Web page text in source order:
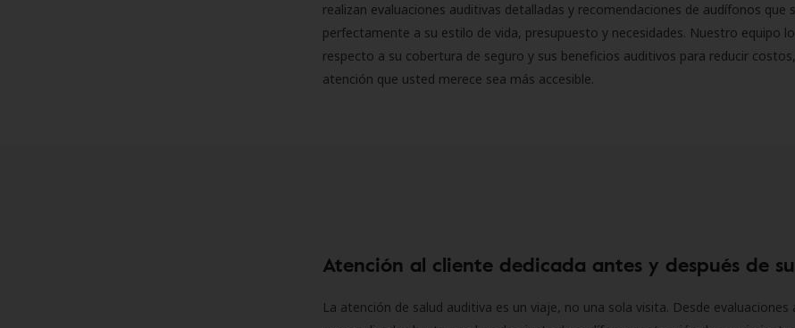
realizan evaluaciones auditivas detalladas y recomendaciones de audífonos que
perfectamente a su estilo de vida, presupuesto y necesidades. Nuestro equipo
respecto a su cobertura de seguro y sus beneficios auditivos para reducir
atención que usted merece sea más accesible.
Atención al cliente dedicada antes y después de
La atención de salud auditiva es un viaje, no una sola visita. Desde evaluaciones